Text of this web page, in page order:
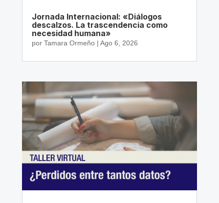
Jornada Internacional: «Diálogos
descalzos. La trascendencia como
necesidad humana»
por Tamara Ormeño| Ago 6, 2026